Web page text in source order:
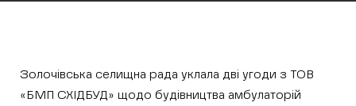
Золочівська селищна рада уклала дві угоди з ТОВ
«БМП СХІДБУД» щодо будівництва амбулаторій